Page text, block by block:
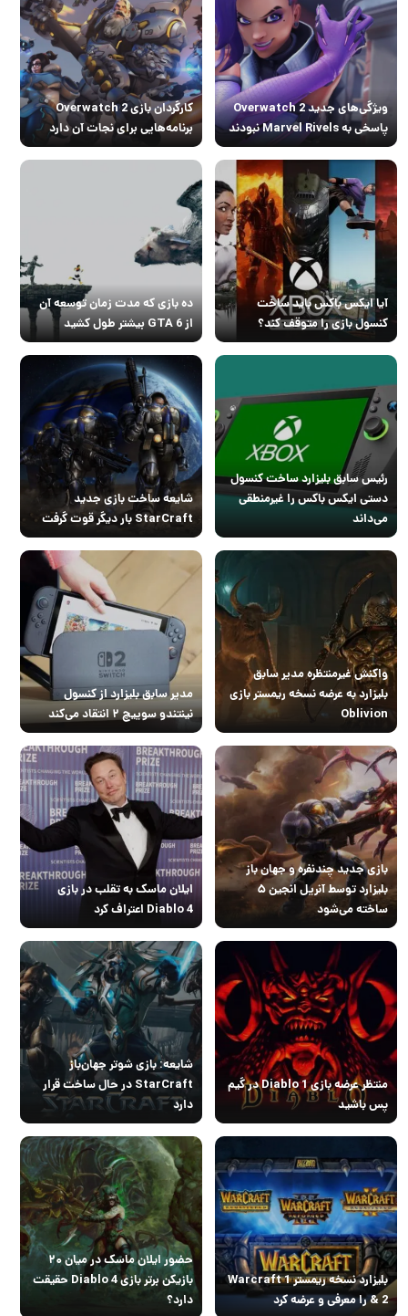
ویژگی‌های جدید Overwatch 2
پاسخی به Marvel Rivels نبودند
کارگردان بازی Overwatch 2
برنامه‌هایی برای نجات آن دارد
آیا ایکس باکس باید ساخت
کنسول بازی را متوقف کند؟
ده بازی که مدت زمان توسعه آن
از GTA 6 بیشتر طول کشید
رئیس سابق بلیزارد ساخت کنسول
دستی ایکس باکس را غیرمنطقی
می‌داند
شایعه ساخت بازی جدید
StarCraft بار دیگر قوت گرفت
واکنش غیرمنتظره مدیر سابق
بلیزارد به عرضه نسخه ریمستر بازی
Oblivion
مدیر سابق بلیزارد از کنسول
نینتندو سوییچ ۲ انتقاد می‌کند
بازی جدید چندنفره و جهان باز
بلیزارد توسط آنریل انجین ۵
ساخته می‌شود
ایلان ماسک به تقلب در بازی
Diablo 4 اعتراف کرد
منتظر عرضه بازی Diablo 1 در گیم
پس باشید
شایعه: بازی شوتر جهان‌باز
StarCraft در حال ساخت قرار
دارد
بلیزارد نسخه ریمستر Warcraft 1
& 2 را معرفی و عرضه کرد
حضور ایلان ماسک در میان ۲۰
بازیکن برتر بازی Diablo 4 حقیقت
دارد؟